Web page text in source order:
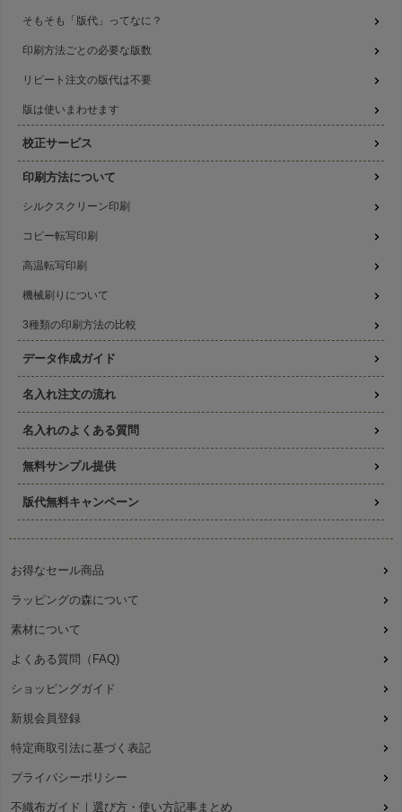
そもそも「版代」ってなに？
印刷方法ごとの必要な版数
リピート注文の版代は不要
版は使いまわせます
校正サービス
印刷方法について
シルクスクリーン印刷
コピー転写印刷
高温転写印刷
機械刷りについて
3種類の印刷方法の比較
データ作成ガイド
名入れ注文の流れ
名入れのよくある質問
無料サンプル提供
版代無料キャンペーン
お得なセール商品
ラッピングの森について
素材について
よくある質問（FAQ)
ショッピングガイド
新規会員登録
特定商取引法に基づく表記
プライバシーポリシー
不織布ガイド｜選び方・使い方記事まとめ